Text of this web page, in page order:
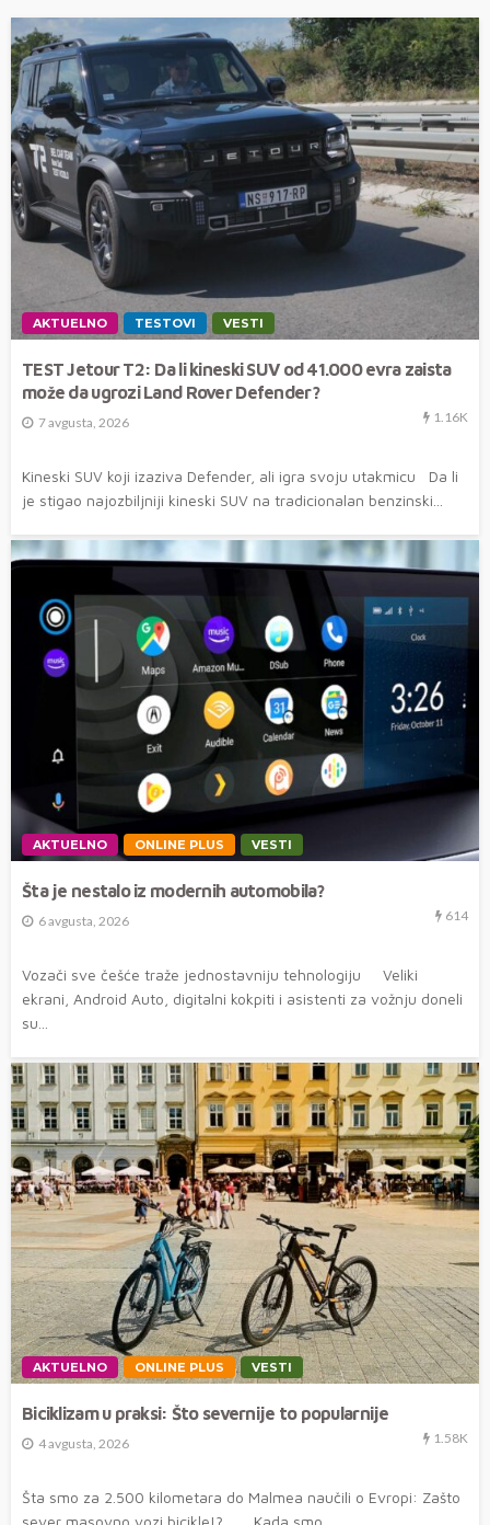
AKTUELNO TESTOVI VESTI
TEST Jetour T2: Da li kineski SUV od 41.000 evra zaista
može da ugrozi Land Rover Defender?
7 avgusta, 2026 1.16K
Kineski SUV koji izaziva Defender, ali igra svoju utakmicu Da li
je stigao najozbiljniji kineski SUV na tradicionalan benzinski...
AKTUELNO ONLINE PLUS VESTI
Šta je nestalo iz modernih automobila?
6 avgusta, 2026 614
Vozači sve češće traže jednostavniju tehnologiju Veliki
ekrani, Android Auto, digitalni kokpiti i asistenti za vožnju doneli
su...
AKTUELNO ONLINE PLUS VESTI
Biciklizam u praksi: Što severnije to popularnije
4 avgusta, 2026 1.58K
Šta smo za 2.500 kilometara do Malmea naučili o Evropi: Zašto